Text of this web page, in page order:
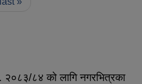
८४ को लागि नगरभित्रका